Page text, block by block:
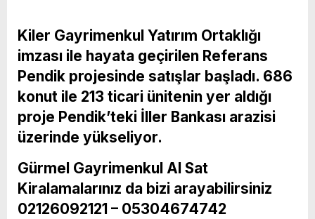
Kiler Gayrimenkul Yatırım Ortaklığı
imzası ile hayata geçirilen Referans
Pendik projesinde satışlar başladı. 686
konut ile 213 ticari ünitenin yer aldığı
proje Pendik’teki İller Bankası arazisi
üzerinde yükseliyor.
Gürmel Gayrimenkul Al Sat
Kiralamalarınız da bizi arayabilirsiniz
02126092121 – 05304674742